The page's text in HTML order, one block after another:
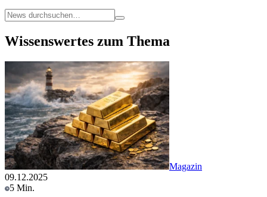
Wissenswertes zum Thema
Magazin
09.12.2025
5 Min.